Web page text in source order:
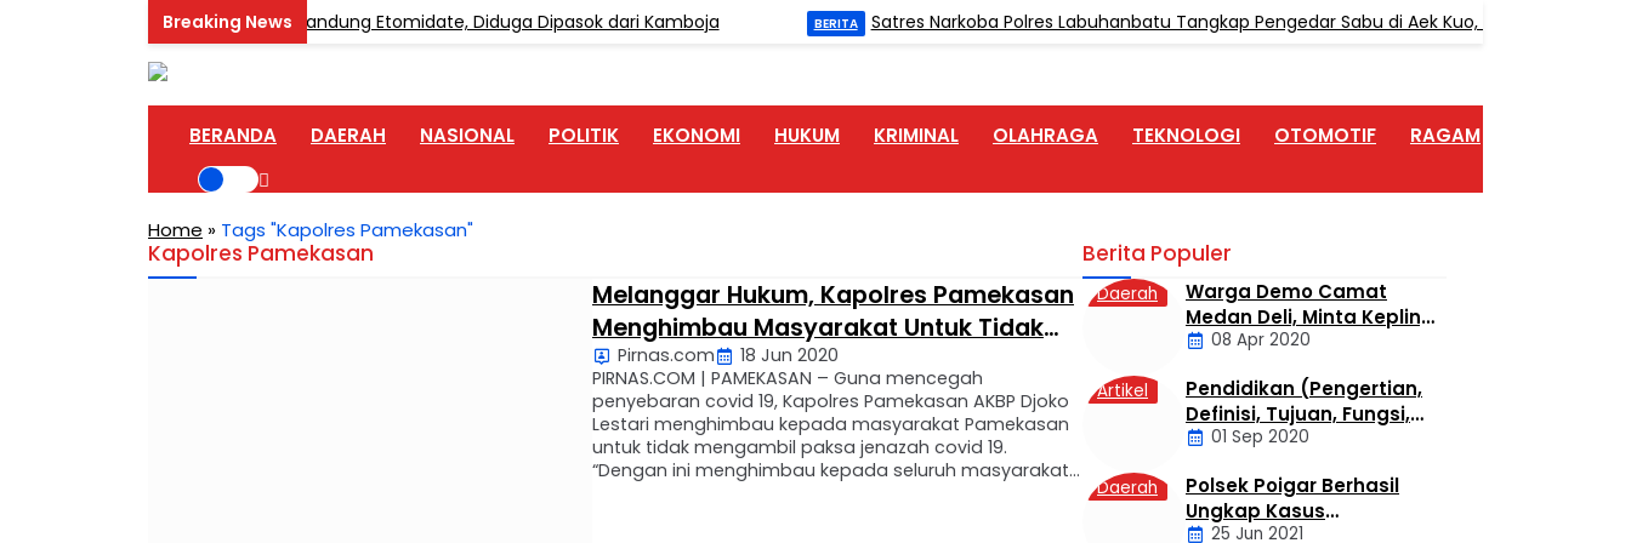
Home Industri Vape Mengandung Etomidate, Diduga Dipasok dari Kamboja BERITA Satres Narkoba Polres Labuhanbatu Tangkap Pengedar Sabu di Aek Kuo, Sita 3,10 Gram Sabu
BERANDA DAERAH NASIONAL POLITIK EKONOMI HUKUM KRIMINAL OLAHRAGA TEKNOLOGI OTOMOTIF RAGAM
Home » Tags "Kapolres Pamekasan"
Kapolres Pamekasan
Melanggar Hukum, Kapolres Pamekasan
Menghimbau Masyarakat Untuk Tidak
Mengambil Paksa Jenazah Covid-19
Pirnas.com
18 Jun 2020
PIRNAS.COM | PAMEKASAN – Guna mencegah
penyebaran covid 19, Kapolres Pamekasan AKBP Djoko
Lestari menghimbau kepada masyarakat Pamekasan
untuk tidak mengambil paksa jenazah covid 19.
“Dengan ini menghimbau kepada seluruh masyarakat
Berita Populer
Daerah
Warga Demo Camat
Medan Deli, Minta Kepling
6 Titi Papan Di Copot
Warganya
08 Apr 2020
Artikel
Pendidikan (Pengertian,
Definisi, Tujuan, Fungsi,
dan Jenis Pendidikan)
01 Sep 2020
Daerah
Polsek Poigar Berhasil
Ungkap Kasus
Sekelompok Pemuda
25 Jun 2021